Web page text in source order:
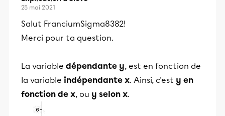
25 mai 2021
Salut FranciumSigma8382!
Merci pour ta question.
La variable dépendante y, est en fonction de
la variable indépendante x. Ainsi, c'est y en
fonction de x, ou y selon x.